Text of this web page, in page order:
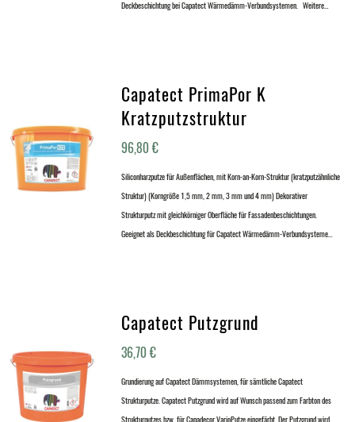
Deckbeschichtung bei Capatect Wärmedämm-Verbundsystemen. Weitere…
Capatect PrimaPor K
Kratzputzstruktur
96,80€
Siliconharzputze für Außenflächen, mit Korn-an-Korn-Struktur (kratzputzähnliche
Struktur) (Korngröße 1,5 mm, 2 mm, 3 mm und 4 mm) Dekorativer
Strukturputz mit gleichkörniger Oberfläche für Fassadenbeschichtungen.
Geeignet als Deckbeschichtung für Capatect Wärmedämm-Verbundsysteme…
Capatect Putzgrund
36,70€
Grundierung auf Capatect Dämmsystemen, für sämtliche Capatect
Strukturputze. Capatect Putzgrund wird auf Wunsch passend zum Farbton des
Strukturputzes bzw. für Capadecor VarioPutze eingefärbt. Der Putzgrund wird